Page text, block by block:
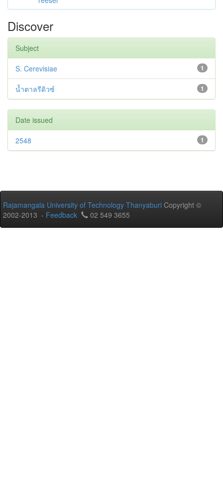
Discover
Subject
1
S. Cerevisiae
1
น้ำตาลรีดิวซ์
Date issued
1
2548
Rajamangala University of Technology Thanyaburi Copyright ©
2002-2013 - Feedback 02 549 3655